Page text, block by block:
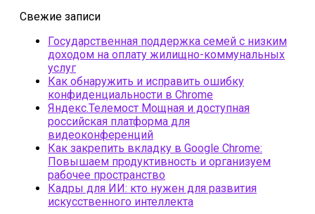
Свежие записи
Государственная поддержка семей с низким
доходом на оплату жилищно-коммунальных
услуг
Как обнаружить и исправить ошибку
конфиденциальности в Chrome
Яндекс.Телемост Мощная и доступная
российская платформа для
видеоконференций
Как закрепить вкладку в Google Chrome:
Повышаем продуктивность и организуем
рабочее пространство
Кадры для ИИ: кто нужен для развития
искусственного интеллекта